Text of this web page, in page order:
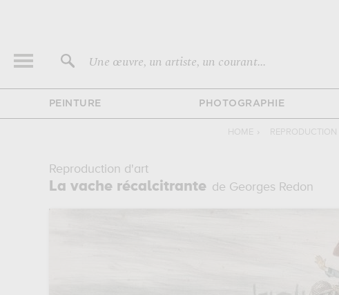
Une œuvre, un artiste, un courant...
PEINTURE PHOTOGRAPHIE
HOME › REPRODUCTION
Reproduction d'art
La vache récalcitrante de Georges Redon